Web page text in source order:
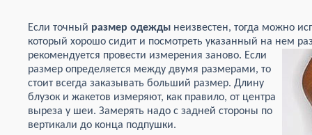
Если точный размер одежды неизвестен, тогда можно
который хорошо сидит и посмотреть указанный на нем
рекомендуется провести измерения заново. Если
размер определяется между двумя размерами, то
стоит всегда заказывать больший размер. Длину
блузок и жакетов измеряют, как правило, от центра
выреза у шеи. Замерять надо с задней стороны по
вертикали до конца подпушки.